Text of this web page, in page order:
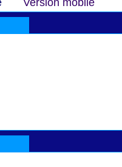
Version mobile